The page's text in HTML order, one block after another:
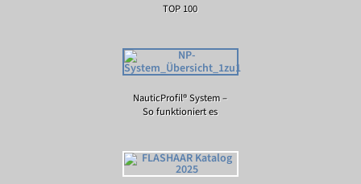
TOP 100
NauticProfil® System –
So funktioniert es